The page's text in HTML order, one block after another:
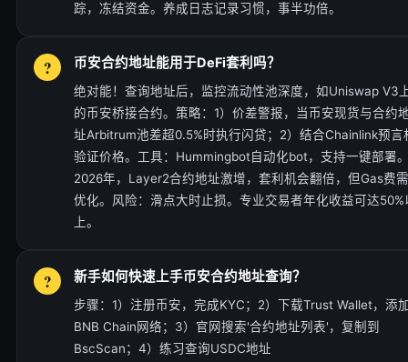
踪，冻结资金。养成日志记录习惯，事半功倍。
币安合约地址能用于DeFi套利吗？
绝对能！查询地址后，监控流动性池深度，如Uniswap V3
的币安桥接合约。策略：1）价差警报，当币安现货与合约
址Arbitrum池差超0.5%时执行闪贷；2）结合Chainlink预言
验证价格。工具：Hummingbot自动化bot，支持一键部署
2026年，Layer2合约地址激增，套利机会翻倍，但Gas费需
优化。风险：滑点大时止损。专业交易者年化收益可达50%
上。
新手如何快速上手币安合约地址查询？
步骤：1）注册币安，完成KYC；2）下载Trust Wallet，添
BNB Chain网络；3）官网搜索'合约地址列表'，复制到
BscScan；4）练习查询USDC地址